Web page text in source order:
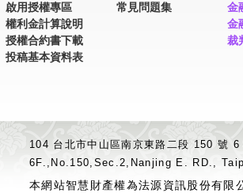
啟用授權專區
權利金計算說明
授權合約書下載
投稿基本資料表
常見問題集
金
金
裁
104 台北市中山區南京東路二段 150 號 6
6F.,No.150,Sec.2,Nanjing E. RD.,
本網站智慧財產權為法源資訊股份有限